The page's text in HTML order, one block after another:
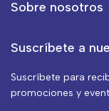
Sobre nosotros
Suscríbete a
Suscríbete para
promociones y